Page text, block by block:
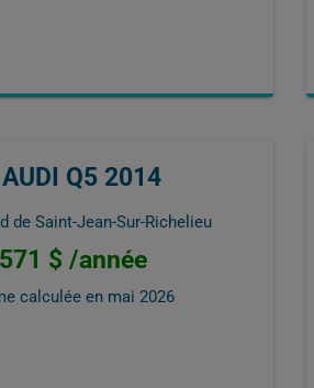
AUDI Q5 2014
de Saint-Jean-Sur-Richelieu
571 $ /année
calculée en mai 2026